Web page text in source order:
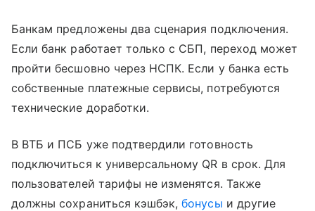
Банкам предложены два сценария подключения.
Если банк работает только с СБП, переход может
пройти бесшовно через НСПК. Если у банка есть
собственные платежные сервисы, потребуются
технические доработки.
В ВТБ и ПСБ уже подтвердили готовность
подключиться к универсальному QR в срок. Для
пользователей тарифы не изменятся. Также
должны сохраниться кэшбэк,бонусы и другие